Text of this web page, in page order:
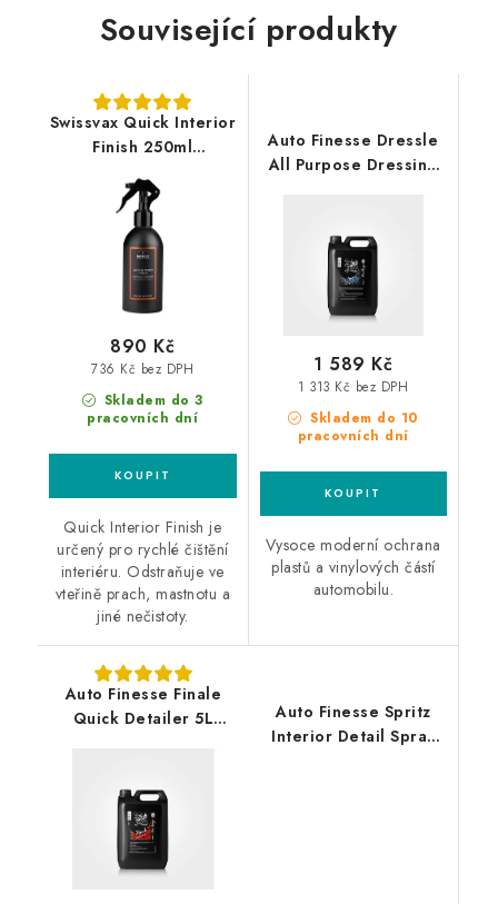
Související produkty
Swissvax Quick Interior
Finish 250ml
Skladem do 3
pracovních dní
736 Kč bez DPH
890 Kč
Quick Interior Finish je
určený pro rychlé čištění
interiéru. Odstraňuje ve
vteřině prach, mastnotu a
jiné nečistoty.
Auto Finesse Dressle
All Purpose Dressing
Skladem do 10
pracovních dní
1 313 Kč bez DPH
1 589 Kč
Vysoce moderní ochrana
plastů a vinylových částí
automobilu.
Auto Finesse Finale
Quick Detailer 5L
Auto Finesse Spritz
Interior Detail Spray